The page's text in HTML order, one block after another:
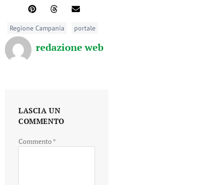
Regione Campania portale
redazione web
LASCIA UN
COMMENTO
Commento *